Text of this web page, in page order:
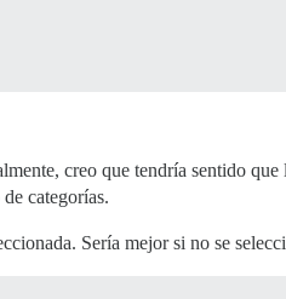
creo que tendría sentido
categorías.
Sería mejor si no se